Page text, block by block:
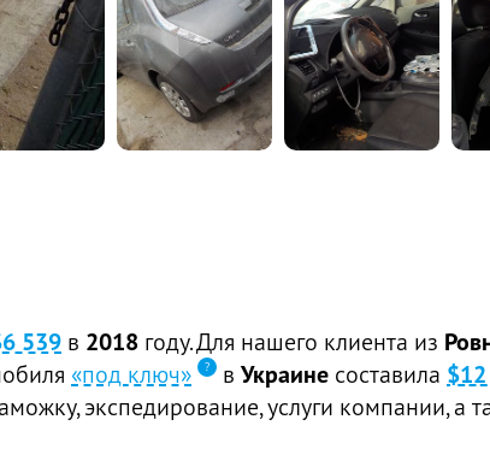
539 в 2018 году. Для нашего клиента из
«под ключ» в Украине составила
экспедирование, услуги компании, а